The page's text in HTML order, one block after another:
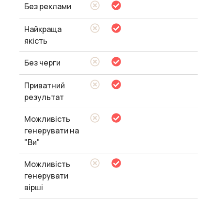
Без реклами
Найкраща
якість
Без черги
Приватний
результат
Можливість
генерувати на
"Ви"
Можливість
генерувати
вірші